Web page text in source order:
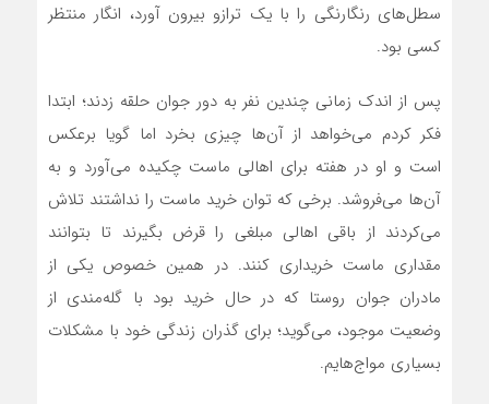
سطل‌های رنگارنگی را با یک ترازو بیرون آورد، انگار منتظر
کسی بود.
پس از اندک زمانی چندین نفر به دور جوان حلقه زدند؛ ابتدا
فکر کردم می‌خواهد از آن‌ها چیزی بخرد اما گویا برعکس
است و او در هفته برای اهالی ماست چکیده می‌آورد و به
آن‌ها می‌فروشد. برخی که توان خرید ماست را نداشتند تلاش
می‌کردند از باقی اهالی مبلغی را قرض بگیرند تا بتوانند
مقداری ماست خریداری کنند. در همین خصوص یکی از
مادران جوان روستا که در حال خرید بود با گله‌مندی از
وضعیت موجود، می‌گوید؛ برای گذران زندگی خود با مشکلات
بسیاری مواج‌هایم.